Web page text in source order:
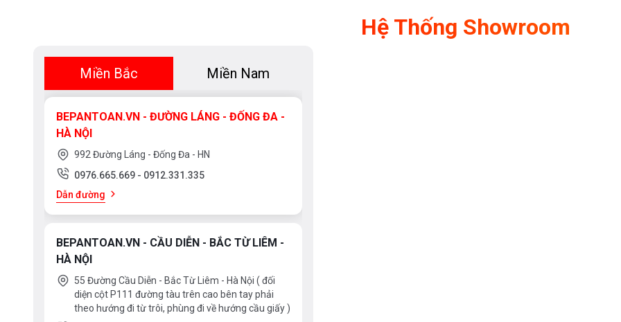
Hệ Thống Showroom
Miền Bắc Miền Nam
BEPANTOAN.VN - ĐƯỜNG LÁNG - ĐỐNG ĐA -
HÀ NỘI
992 Đường Láng - Đống Đa - HN
0976.665.669 - 0912.331.335
Dẫn đường
BEPANTOAN.VN - CẦU DIỄN - BẮC TỪ LIÊM -
HÀ NỘI
55 Đường Cầu Diễn - Bắc Từ Liêm - Hà Nội ( đối
diện cột P111 đường tàu trên cao bên tay phải
theo hướng đi từ trôi, phùng đi về hướng cầu giấy )